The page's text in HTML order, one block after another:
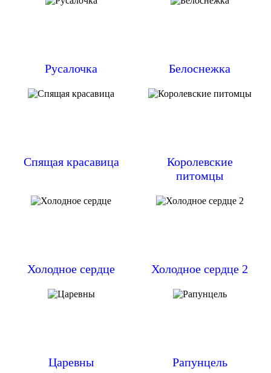
Русалочка Белоснежка
Спящая красавица
Королевские
питомцы
Холодное сердце Холодное сердце 2
Царевны Рапунцель